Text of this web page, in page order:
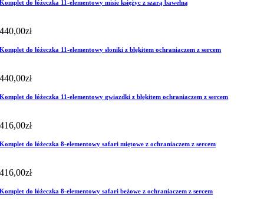
Komplet do łóżeczka 11-elementowy misie księżyc z szarą bawełną
440,00zł
Komplet do łóżeczka 11-elementowy słoniki z błękitem ochraniaczem z sercem
440,00zł
Komplet do łóżeczka 11-elementowy gwiazdki z błękitem ochraniaczem z sercem
416,00zł
Komplet do łóżeczka 8-elementowy safari miętowe z ochraniaczem z sercem
416,00zł
Komplet do łóżeczka 8-elementowy safari beżowe z ochraniaczem z sercem